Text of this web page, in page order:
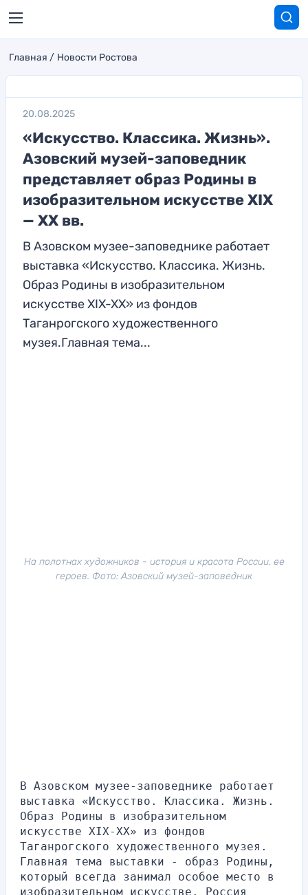
Главная Новости Ростова
20.08.2025
«Искусство. Классика. Жизнь».
Азовский музей-заповедник
представляет образ Родины в
изобразительном искусстве XIX
— XX вв.
В Азовском музее-заповеднике работает
выставка «Искусство. Классика. Жизнь.
Образ Родины в изобразительном
искусстве XIX-XX» из фондов
Таганрогского художественного
музея.Главная тема...
На полотнах художников - история и красота России, ее
героев. Фото: Азовский музей-заповедник
В Азовском музее-заповеднике работает
выставка «Искусство. Классика. Жизнь.
Образ Родины в изобразительном
искусстве XIX-XX» из фондов
Таганрогского художественного музея.
Главная тема выставки - образ Родины,
который всегда занимал особое место в
изобразительном искусстве. Россия